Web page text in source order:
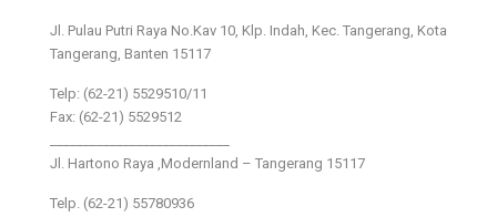
Jl. Pulau Putri Raya No.Kav 10, Klp. Indah, Kec. Tangerang, Kota
Tangerang, Banten 15117
Telp: (62-21) 5529510/11
Fax: (62-21) 5529512
Jl. Hartono Raya ,Modernland – Tangerang 15117
Telp. (62-21) 55780936